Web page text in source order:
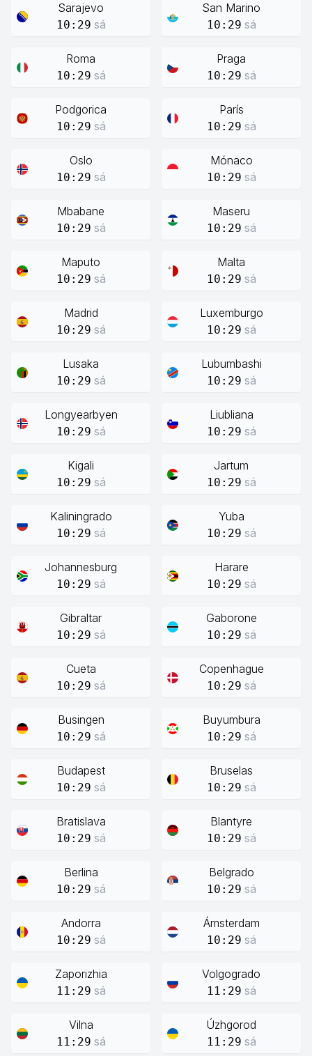
Sarajevo
10:29 sá
San Marino
10:29 sá
Roma
10:29 sá
Praga
10:29 sá
Podgorica
10:29 sá
París
10:29 sá
Oslo
10:29 sá
Mónaco
10:29 sá
Mbabane
10:29 sá
Maseru
10:29 sá
Maputo
10:29 sá
Malta
10:29 sá
Madrid
10:29 sá
Luxemburgo
10:29 sá
Lusaka
10:29 sá
Lubumbashi
10:29 sá
Longyearbyen
10:29 sá
Liubliana
10:29 sá
Kigali
10:29 sá
Jartum
10:29 sá
Kaliningrado
10:29 sá
Yuba
10:29 sá
Johannesburg
10:29 sá
Harare
10:29 sá
Gibraltar
10:29 sá
Gaborone
10:29 sá
Cueta
10:29 sá
Copenhague
10:29 sá
Busingen
10:29 sá
Buyumbura
10:29 sá
Budapest
10:29 sá
Bruselas
10:29 sá
Bratislava
10:29 sá
Blantyre
10:29 sá
Berlina
10:29 sá
Belgrado
10:29 sá
Andorra
10:29 sá
Ámsterdam
10:29 sá
Zaporizhia
11:29 sá
Volgogrado
11:29 sá
Vilna
11:29 sá
Úzhgorod
11:29 sá